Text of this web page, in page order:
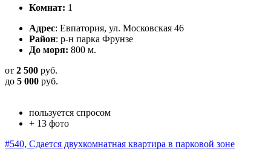
Комнат: 1
Адрес: Евпатория, ул. Московская 46
Район: р-н парка Фрунзе
До моря: 800 м.
от 2 500 руб.
до 5 000 руб.
пользуется спросом
+ 13 фото
#540, Сдается двухкомнатная квартира в парковой зоне